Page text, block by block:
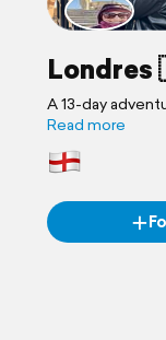
Londres
A 13-day
Read more